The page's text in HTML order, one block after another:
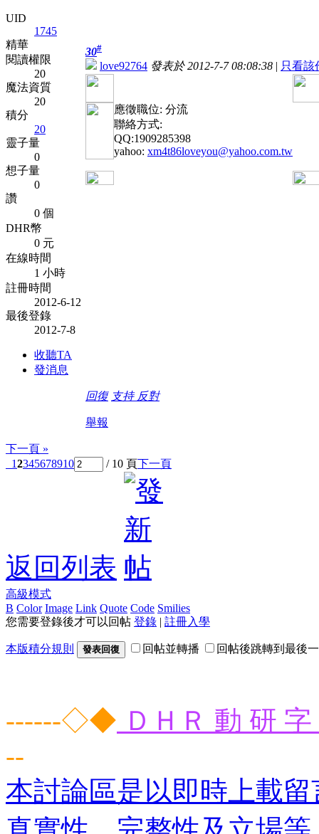
UID
1745
精華
閱讀權限
20
魔法資質
20
積分
20
靈子量
0
想子量
0
讚
0 個
DHR幣
0 元
在線時間
1 小時
註冊時間
2012-6-12
最後登錄
2012-7-8
收聽TA
發消息
30#
love92764 發表於 2012-7-7 08:08:38 | 只看該
應徵職位: 分流
聯絡方式:
QQ:1909285398
yahoo: xm4t86loveyou@yahoo.com.tw
回復 支持 反對
舉報
下一頁 »
12345678910 / 10 頁下一頁
返回列表
高級模式
B Color Image Link Quote Code Smilies
您需要登錄後才可以回帖 登錄 | 註冊入學
本版積分規則 發表回復 回帖並轉播 回帖後跳轉到最後
------◇◆ ＤＨＲ 動 研
--
本討論區是以即時上載